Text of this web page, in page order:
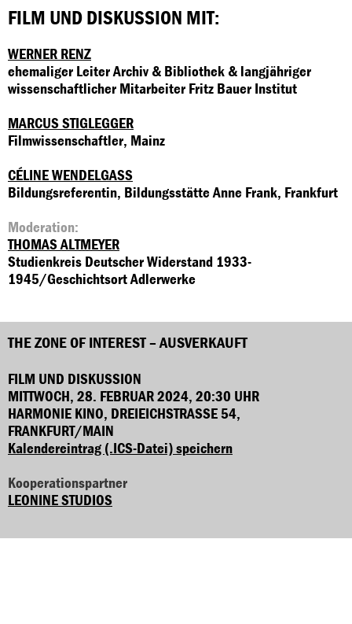
FILM UND DISKUSSION MIT:
WERNER RENZ
ehemaliger Leiter Archiv & Bibliothek & langjähriger
wissenschaftlicher Mitarbeiter Fritz Bauer Institut
MARCUS STIGLEGGER
Filmwissenschaftler, Mainz
CÉLINE WENDELGASS
Bildungsreferentin, Bildungsstätte Anne Frank, Frankfurt
Moderation:
THOMAS ALTMEYER
Studienkreis Deutscher Widerstand 1933-
1945/Geschichtsort Adlerwerke
THE ZONE OF INTEREST – AUSVERKAUFT
FILM UND DISKUSSION
MITTWOCH, 28. FEBRUAR 2024, 20:30 UHR
HARMONIE KINO, DREIEICHSTRASSE 54, F
RANKFURT/MAIN
Kalendereintrag (.ICS-Datei) speichern
Kooperationspartner
LEONINE STUDIOS